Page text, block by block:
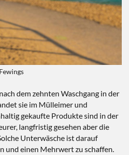
dem zehnten Waschgang in der
sie im Mülleimer und
gekaufte Produkte sind in der
langfristig gesehen aber die
Unterwäsche ist darauf
und einen Mehrwert zu schaffen.